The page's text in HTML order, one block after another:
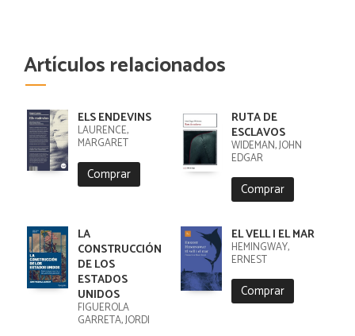
Artículos relacionados
ELS ENDEVINS
LAURENCE,
MARGARET
Comprar
RUTA DE
ESCLAVOS
WIDEMAN, JOHN
EDGAR
Comprar
LA
CONSTRUCCIÓN
DE LOS
ESTADOS
UNIDOS
FIGUEROLA
GARRETA, JORDI
EL VELL I EL MAR
HEMINGWAY,
ERNEST
Comprar